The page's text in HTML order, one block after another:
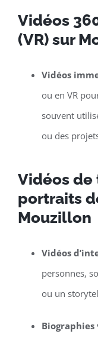
Vidéos
(VR) sur
Vidéos
ou en VR
souvent
ou des
Vidéos de
portraits
Mouzillon
Vidéos
personnes,
ou un
Biographies